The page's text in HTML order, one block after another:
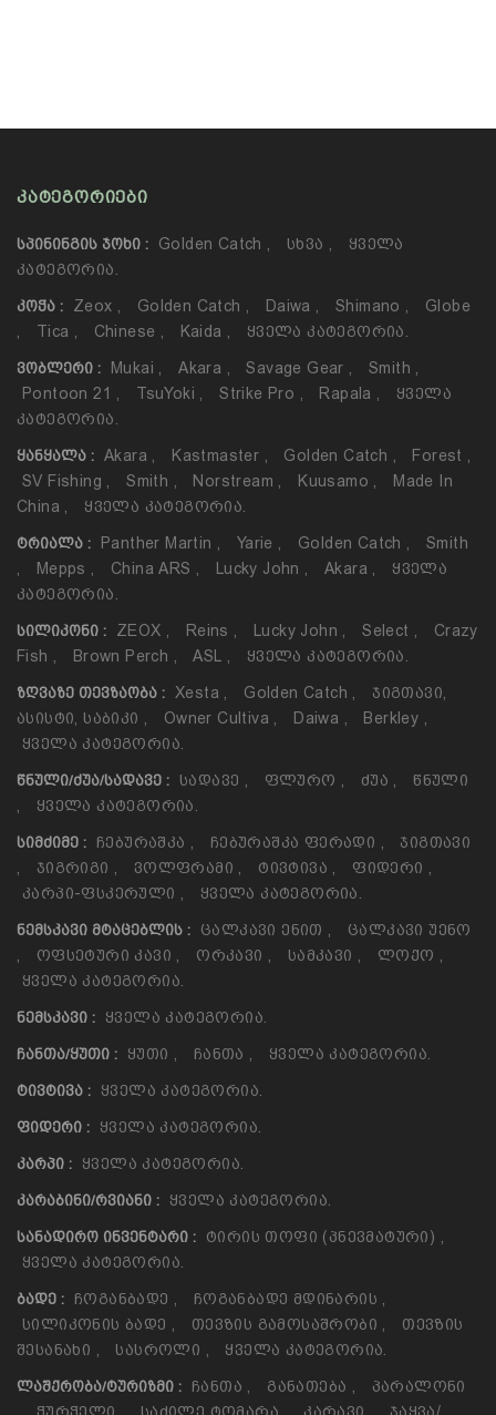
ᲙᲐᲢᲔᲒᲝᲠᲘᲔᲑᲘ
ᲡᲞᲘᲜᲘᲜᲒᲘᲡ ᲯᲝᲮᲘ : Golden Catch , Სხვა ,
Ყველა
Კატეგორია.
ᲙᲝᲭᲐ : Zeox , Golden Catch , Daiwa , Shimano ,
Globe
,
Tica , Chinese , Kaida , Ყველა Კატეგორია.
ᲕᲝᲑᲚᲔᲠᲘ : Mukai , Akara , Savage Gear , Smith ,
Pontoon 21 , TsuYoki , Strike Pro , Rapala ,
Ყველა
Კატეგორია.
ᲧᲐᲜᲧᲐᲚᲐ : Akara , Kastmaster , Golden Catch , Forest ,
SV Fishing , Smith , Norstream , Kuusamo ,
Made In
China , Ყველა Კატეგორია.
ᲢᲠᲘᲐᲚᲐ : Panther Martin , Yarie , Golden Catch ,
Smith
,
Mepps , China ARS , Lucky John , Akara ,
Ყველა
Კატეგორია.
ᲡᲘᲚᲘᲙᲝᲜᲘ : ZEOX , Reins , Lucky John , Select ,
Crazy
Fish , Brown Perch , ASL , Ყველა Კატეგორია.
ᲖᲦᲕᲐᲖᲔ ᲗᲔᲕᲖᲐᲝᲑᲐ : Xesta , Golden Catch ,
Ჯიგთავი,
Ასისტი, Საბიკი , Owner Cultiva , Daiwa , Berkley ,
Ყველა Კატეგორია.
ᲬᲜᲣᲚᲘ/ᲫᲣᲐ/ᲡᲐᲓᲐᲕᲔ : Სადავე , Ფლურო , Ძუა ,
Წნული
,
Ყველა Კატეგორია.
ᲡᲘᲛᲫᲘᲛᲔ : Ჩებურაშკა , Ჩებურაშკა Ფერადი ,
Ჯიგთავი
,
Ჯიგრიგი , Ვოლფრამი , Ტივტივა , Ფიდერი ,
Კარპი-Ფსკერული , Ყველა Კატეგორია.
ᲜᲔᲛᲡᲙᲐᲕᲘ ᲛᲢᲐᲪᲔᲑᲚᲘᲡ : Ცალკავი Ენით ,
Ცალკავი Უენო
,
Ოფსეტური Კავი , Ორკავი , Სამკავი , Ლოქო ,
Ყველა Კატეგორია.
ᲜᲔᲛᲡᲙᲐᲕᲘ : Ყველა Კატეგორია.
ᲩᲐᲜᲗᲐ/ᲧᲣᲗᲘ : Ყუთი , Ჩანთა , Ყველა Კატეგორია.
ᲢᲘᲕᲢᲘᲕᲐ : Ყველა Კატეგორია.
ᲤᲘᲓᲔᲠᲘ : Ყველა Კატეგორია.
ᲙᲐᲠᲞᲘ : Ყველა Კატეგორია.
ᲙᲐᲠᲐᲑᲘᲜᲘ/ᲠᲕᲘᲐᲜᲘ : Ყველა Კატეგორია.
ᲡᲐᲜᲐᲓᲘᲠᲝ ᲘᲜᲕᲔᲜᲢᲐᲠᲘ : Ტირის Თოფი (პნევმატური) ,
Ყველა Კატეგორია.
ᲑᲐᲓᲔ : Ჩოგანბადე , Ჩოგანბადე Მდინარის ,
Სილიკონის Ბადე , Თევზის Გამოსაშრობი ,
Თევზის
Შესანახი , Სასროლი , Ყველა Კატეგორია.
ᲚᲐᲨᲥᲠᲝᲑᲐ/ᲢᲣᲠᲘᲖᲛᲘ : Ჩანთა , Განათება ,
Პარალონი